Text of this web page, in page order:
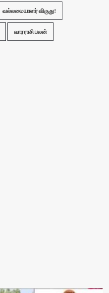
வல்லமையாளர் விருது!
வார ராசி பலன்